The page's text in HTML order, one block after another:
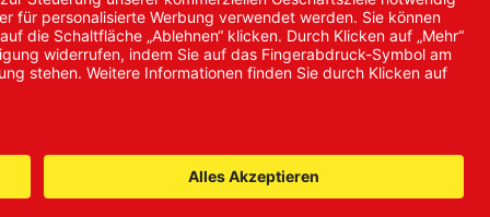
© 2024 Promed
Vertriebsgesellschaft mbH | Alle